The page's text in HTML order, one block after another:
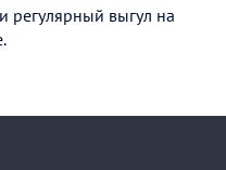
регулярный выгул на